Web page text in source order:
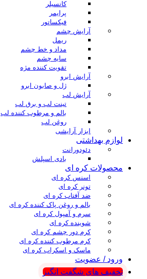
کانسیلر
پرایمر
فیکساتور
آرایش چشم
ریمل
مداد و خط چشم
سایه چشم
تقویت کننده مژه
آرایش ابرو
ژل و صابون ابرو
آرایش لب
تینت لب و برق لب
بالم و مرطوب کننده لب
روغن لب
ابزار آرایشی
لوازم بهداشتی
دئودورانت
بادی اسپلش
محصولات کره ای
اسنس کره ای
تونر کره ای
ضد آفتاب کره ای
بالم و روغن پاک کننده کره ای
سرم و آمپول کره ای
شوینده کره ای
کرم دور چشم کره ای
کرم مرطوب کننده کره ای
ماسک و اسکراب کره ای
ورود / عضویت
تخفیف های شگفت انگیز